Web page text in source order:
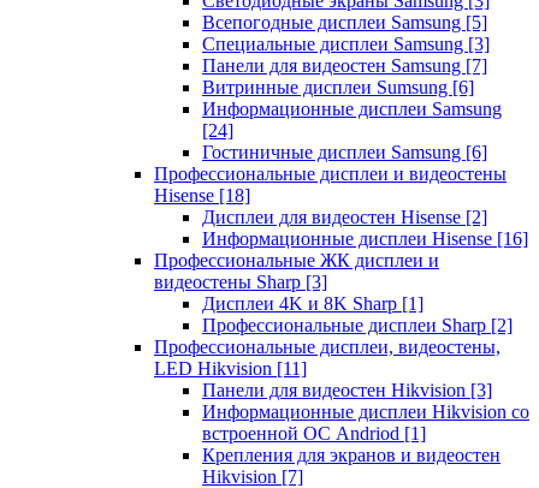
Всепогодные дисплеи Samsung [5]
Специальные дисплеи Samsung [3]
Панели для видеостен Samsung [7]
Витринные дисплеи Sumsung [6]
Информационные дисплеи Samsung
[24]
Гостиничные дисплеи Samsung [6]
Профессиональные дисплеи и видеостены
Hisense [18]
Дисплеи для видеостен Hisense [2]
Информационные дисплеи Hisense [16]
Профессиональные ЖК дисплеи и
видеостены Sharp [3]
Дисплеи 4K и 8K Sharp [1]
Профессиональные дисплеи Sharp [2]
Профессиональные дисплеи, видеостены,
LED Hikvision [11]
Панели для видеостен Hikvision [3]
Информационные дисплеи Hikvision со
встроенной ОС Andriod [1]
Крепления для экранов и видеостен
Hikvision [7]